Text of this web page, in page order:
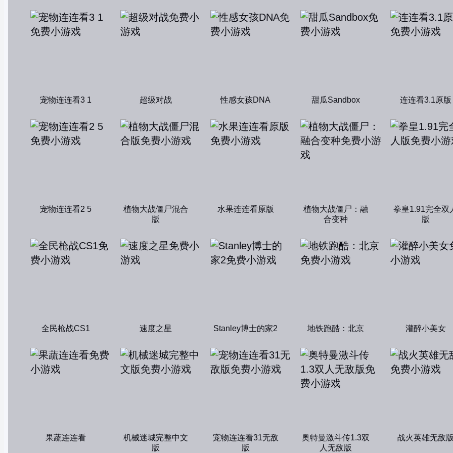
宠物连连看3 1 超级对战 性感女孩DNA 甜瓜Sandbox 连连看3.1原版
宠物连连看2 5
植物大战僵尸混合
版
水果连连看原版
植物大战僵尸：融
合变种
拳皇1.91完全双
版
全民枪战CS1 速度之星 Stanley博士的家2 地铁跑酷：北京 灌醉小美女
果蔬连连看
机械迷城完整中文
版
宠物连连看31无敌
版
奥特曼激斗传1.3双
人无敌版
战火英雄无敌